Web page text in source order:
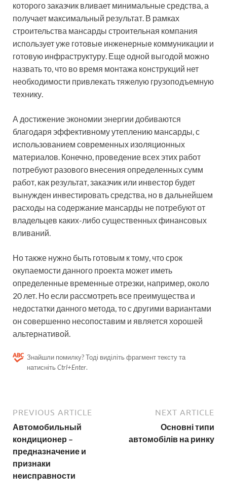
которого заказчик вливает минимальные средства, а
получает максимальный результат. В рамках
строительства мансарды строительная компания
использует уже готовые инженерные коммуникации и
готовую инфраструктуру. Еще одной выгодой можно
назвать то, что во время монтажа конструкций нет
необходимости привлекать тяжелую грузоподъемную
технику.
А достижение экономии энергии добиваются
благодаря эффективному утеплению мансарды, с
использованием современных изоляционных
материалов. Конечно, проведение всех этих работ
потребуют разового внесения определенных сумм
работ, как результат, заказчик или инвестор будет
вынужден инвестировать средства, но в дальнейшем
расходы на содержание мансарды не потребуют от
владельцев каких-либо существенных финансовых
вливаний.
Но также нужно быть готовым к тому, что срок
окупаемости данного проекта может иметь
определенные временные отрезки, например, около
20 лет. Но если рассмотреть все преимущества и
недостатки данного метода, то с другими вариантами
он совершенно несопоставим и является хорошей
альтернативой.
Знайшли помилку? Тоді виділіть фрагмент тексту та
натисніть Ctrl+Enter.
PREVIOUS ARTICLE
Автомобильный
кондиционер –
предназначение и
признаки
неисправности
NEXT ARTICLE
Основні типи
автомобілів на ринку